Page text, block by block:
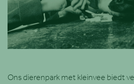
Ons dierenpark met kleinvee biedt